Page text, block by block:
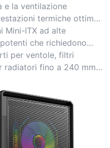
e la ventilazione
termiche ottimali
Mini-ITX ad alte
che richiedono
efficace.
per ventole, filtri
radiatori fino a 240 mm